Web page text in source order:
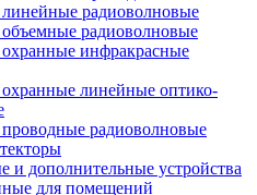
радиоволновые
радиоволновые
инфракрасные
линейные оптико-
радиоволновые
и дополнительные устройства
для помещений